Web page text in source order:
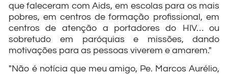
que faleceram com Aids, em escolas para os mais
pobres, em centros de formação profissional, em
centros de atenção a portadores do HIV… ou
sobretudo em paróquias e missões, dando
motivações para as pessoas viverem e amarem."
"Não é notícia que meu amigo, Pe. Marcos Aurélio,